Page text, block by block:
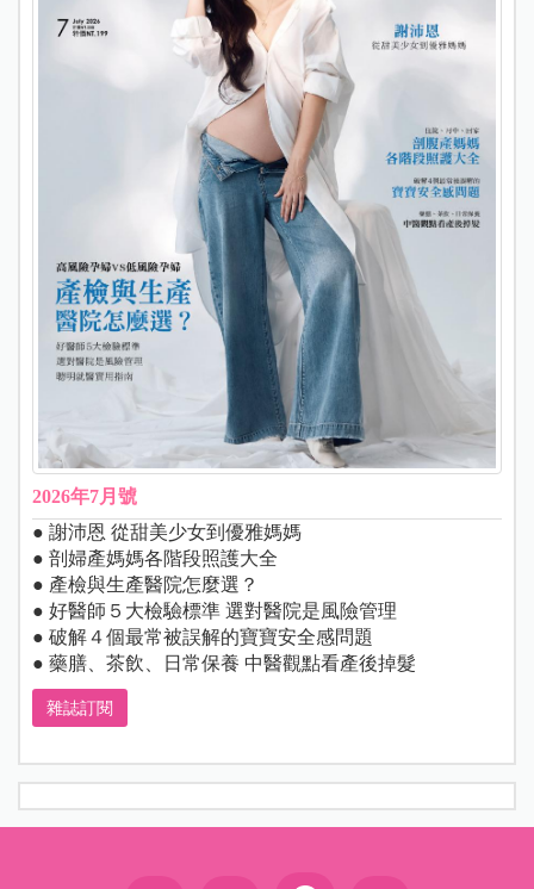
2026年7月號
● 謝沛恩 從甜美少女到優雅媽媽
● 剖婦產媽媽各階段照護大全
● 產檢與生產醫院怎麼選？
● 好醫師５大檢驗標準 選對醫院是風險管理
● 破解４個最常被誤解的寶寶安全感問題
● 藥膳、茶飲、日常保養 中醫觀點看產後掉髮
雜誌訂閱